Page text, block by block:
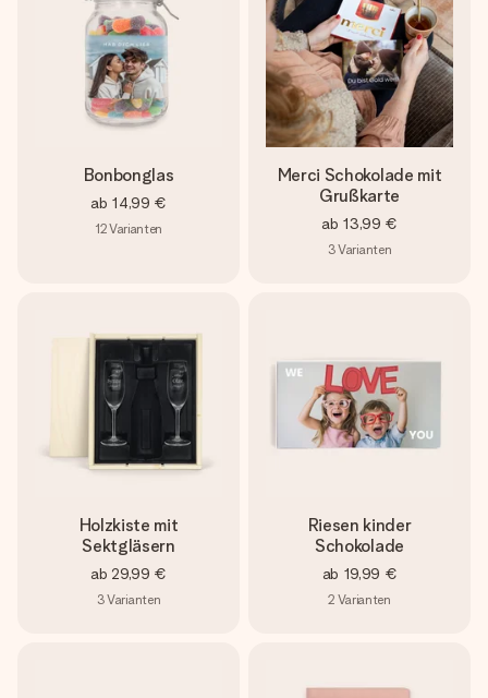
Bonbonglas
ab 14,99 €
12Varianten
Merci Schokolade mit
Grußkarte
ab 13,99 €
3Varianten
Holzkiste mit
Sektgläsern
ab 29,99 €
3Varianten
Riesen kinder
Schokolade
ab 19,99 €
2 Varianten